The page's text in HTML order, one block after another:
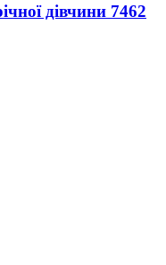
дівчини 7462